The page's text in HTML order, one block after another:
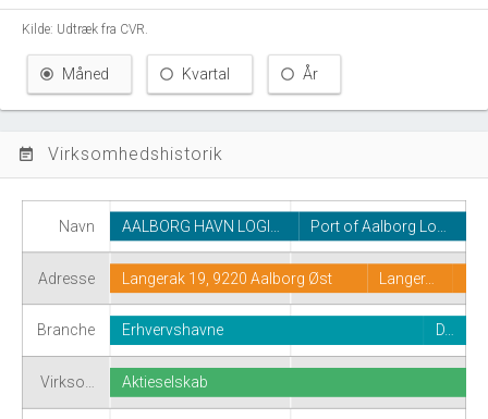
Kilde: Udtræk fra CVR.
Måned Kvartal År
event_note Virksomhedshistorik
Navn
Adresse
Branche
Virkso…
AALBORG HAVN LOGI… Port of Aalborg Lo…
Langerak 19, 9220 Aalborg Øst Langer…
Erhvervshavne D…
Aktieselskab